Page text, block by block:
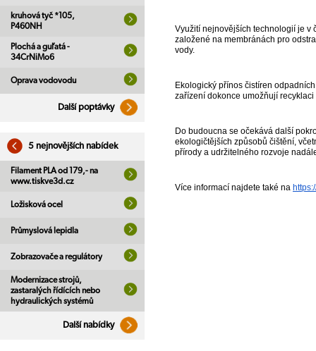
kruhová tyč *105,
P460NH
Plochá a guľatá -
34CrNiMo6
Oprava vodovodu
Další poptávky
5 nejnovějších nabídek
Filament PLA od 179,- na
www.tiskve3d.cz
Ložisková ocel
Průmyslová lepidla
Zobrazovače a regulátory
Modernizace strojů,
zastaralých řídících nebo
hydraulických systémů
Další nabídky
Využití nejnovějších technologií je v
založené na membránách pro
vody.
Ekologický přínos čistíren
zařízení dokonce umožňují
Do budoucna se očekává další
ekologičtějších způsobů čištění,
přírody a udržitelného rozvoje
Více informací najdete také na